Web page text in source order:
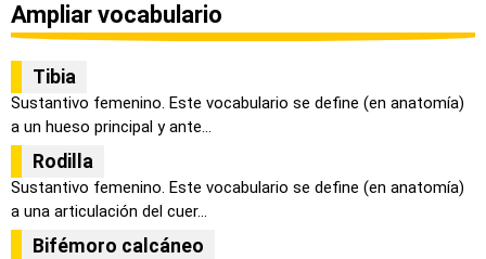
Ampliar vocabulario
Tibia
Sustantivo femenino. Este vocabulario se define (en anatomía)
a un hueso principal y ante...
Rodilla
Sustantivo femenino. Este vocabulario se define (en anatomía)
a una articulación del cuer...
Bifémoro calcáneo